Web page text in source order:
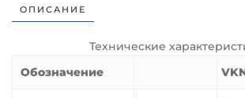
ОПИСАНИЕ
Технические
Обозначение